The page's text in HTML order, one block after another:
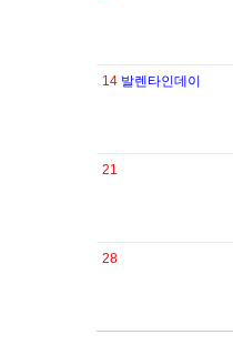
14 발렌타인데이
21
28